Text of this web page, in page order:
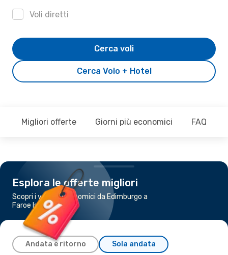
Voli diretti
Cerca Volo + Hotel
Cerca voli
Migliori offerte Giorni più economici FAQ
Esplora le offerte migliori
Scopri i voli più economici da Edimburgo a
Faroe Islands
Andata e ritorno Sola andata